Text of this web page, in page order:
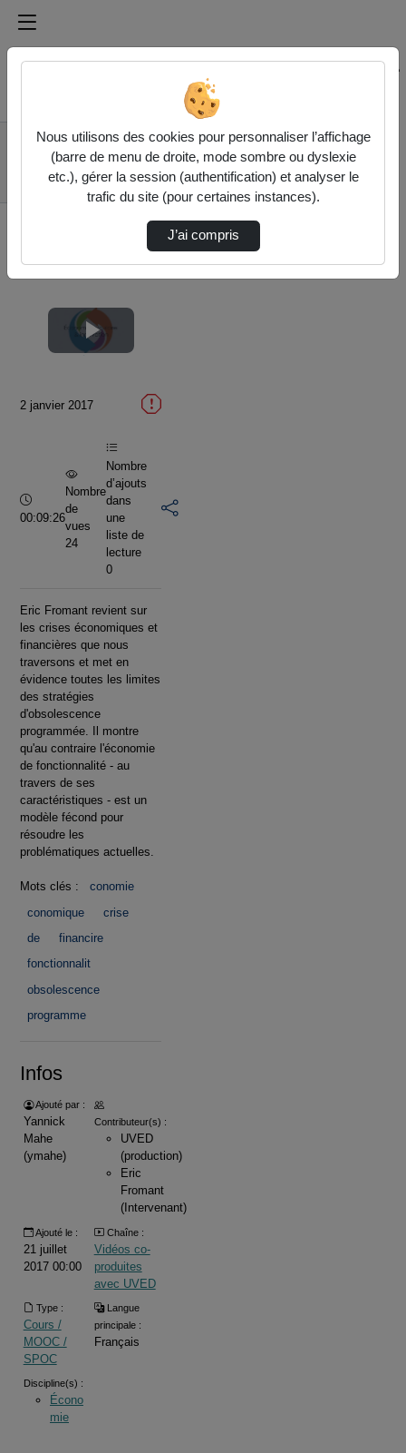
Médiathèque de l'université Paris
Rechercher un média sur Médiathèque de l'université
Accueil
Vidéos
4.3 L'économie de
fonctionnalité pour
Lire
la
vidéo
2 janvier 2017
Durée :
00:09:26
Nombre
de
vues
24
Nombre
d’ajouts
dans
une
liste de
lecture
0
Eric Fromant revient sur
les crises économiques et
financières que nous
traversons et met en
évidence toutes les limites
des stratégies
d'obsolescence
programmée. Il montre
qu'au contraire l'économie
de fonctionnalité - au
travers de ses
caractéristiques - est un
modèle fécond pour
résoudre les
problématiques actuelles.
Mots clés :
conomie
conomique
crise
de
financire
fonctionnalit
obsolescence
programme
Infos
Ajouté par :
Yannick
Mahe
(ymahe)
Contributeur(s) :
UVED
(production)
Eric
Fromant
(Intervenant)
Ajouté le :
21 juillet
2017 00:00
Chaîne :
Vidéos co-
produites
avec UVED
Type :
Cours /
MOOC /
SPOC
Langue
principale :
Français
Discipline(s) :
Écono
mie
Nous utilisons des cookies pour personnaliser l’affichage
(barre de menu de droite, mode sombre ou dyslexie
etc.), gérer la session (authentification) et analyser le
trafic du site (pour certaines instances).
J’ai compris